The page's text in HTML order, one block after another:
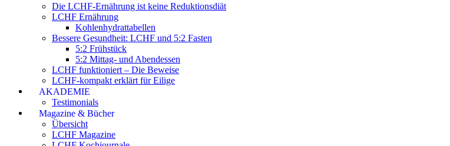
Die LCHF-Ernährung ist keine Reduktionsdiät
LCHF Ernährung
Kohlenhydrattabellen
Bessere Gesundheit: LCHF und 5:2 Fasten
5:2 Frühstück
5:2 Mittag- und Abendessen
LCHF funktioniert – Die Beweise
LCHF-kompakt erklärt für Eilige
AKADEMIE
Testimonials
Magazine & Bücher
Übersicht
LCHF Magazine